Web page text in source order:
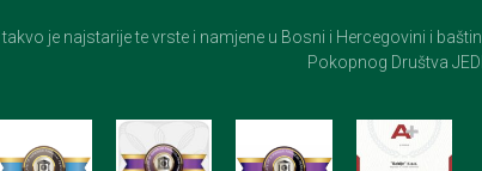
je najstarije te vrste i namjene u Bosni i Hercegovini i
Pokopnog Društva